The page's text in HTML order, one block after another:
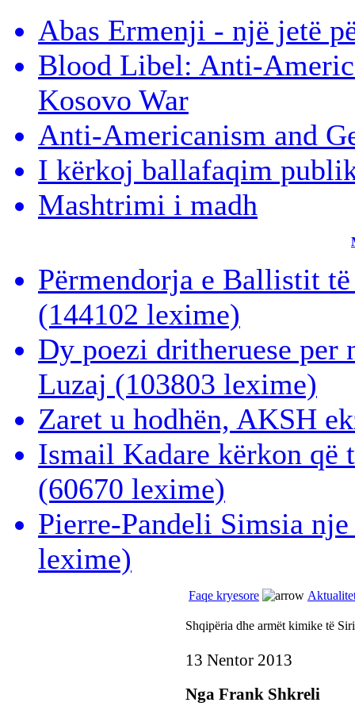
Abas Ermenji - një jetë
Blood Libel: Anti-
Kosovo War
Anti-Americanism and
I kërkoj ballafaqim
Mashtrimi i madh
Përmendorja e Ballistit
(144102 lexime)
Dy poezi dritheruese per
Luzaj (103803 lexime)
Zaret u hodhën, AKSH
Ismail Kadare kërkon që
(60670 lexime)
Pierre-Pandeli Simsia
lexime)
Faqe kryesore
Shqipëria dhe armët kimike të
13 Nentor 2013
Nga Frank Shkreli